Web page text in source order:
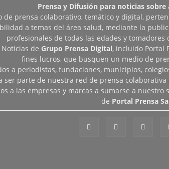
Prensa y Difusión para noticias sobre
de prensa colaborativo, temático y digital,
a temas del área salud, mediante la
profesionales de todas las edades y
de Grupo Prensa Digital, incluido Portal
fines lucros, que busquen un medio de
a periodistas, fundaciones, municipios,
ser parte de nuestra red de prensa
a las empresas y marcas a sumarse a
de Portal Prensa